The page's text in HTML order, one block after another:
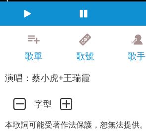
歌單 歌號 歌手
演唱：蔡小虎+王瑞霞
字型
本歌詞可能受著作法保護，恕無法提供。